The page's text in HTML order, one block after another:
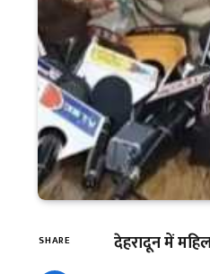
SHARE देहरादून में